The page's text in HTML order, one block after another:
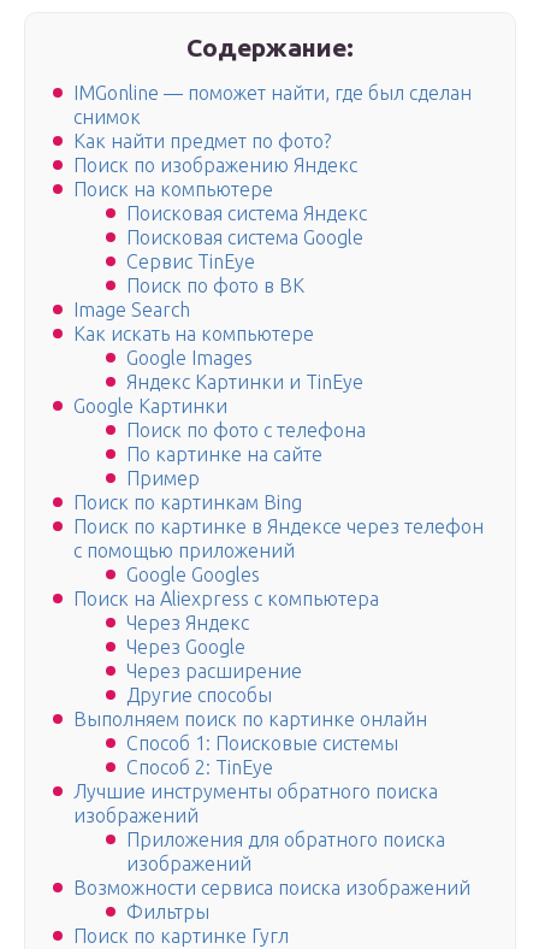
Содержание:
IMGonline — поможет найти, где был сделан
снимок
Как найти предмет по фото?
Поиск по изображению Яндекс
Поиск на компьютере
Поисковая система Яндекс
Поисковая система Google
Сервис TinEye
Поиск по фото в ВК
Image Search
Как искать на компьютере
Google Images
Яндекс Картинки и TinEye
Google Картинки
Поиск по фото с телефона
По картинке на сайте
Пример
Поиск по картинкам Bing
Поиск по картинке в Яндексе через телефон
с помощью приложений
Google Googles
Поиск на Aliexpress с компьютера
Через Яндекс
Через Google
Через расширение
Другие способы
Выполняем поиск по картинке онлайн
Способ 1: Поисковые системы
Способ 2: TinEye
Лучшие инструменты обратного поиска
изображений
Приложения для обратного поиска
изображений
Возможности сервиса поиска изображений
Фильтры
Поиск по картинке Гугл